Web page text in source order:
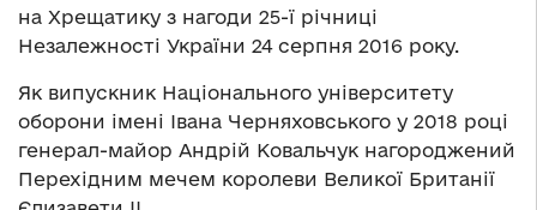
на Хрещатику з нагоди 25-ї річниці
Незалежності України 24 серпня 2016 року.
Як випускник Національного університету
оборони імені Івана Черняховського у 2018 році
генерал-майор Андрій Ковальчук нагороджений
Перехідним мечем королеви Великої Британії